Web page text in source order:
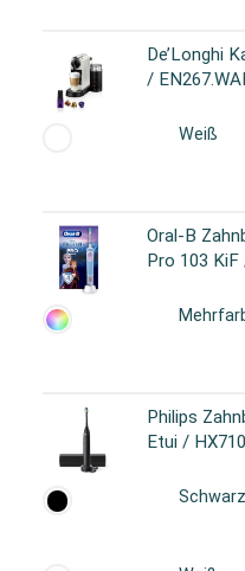
De’Longhi
/
Weiß
Oral-B
Pro 103
Philips
Etui /
Schwarz